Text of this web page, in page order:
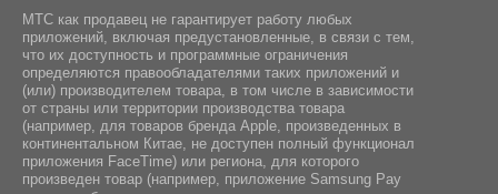
МТС как продавец не гарантирует работу любых
приложений, включая предустановленные, в связи с тем,
что их доступность и программные ограничения
определяются правообладателями таких приложений и
(или) производителем товара, в том числе в зависимости
от страны или территории производства товара
(например, для товаров бренда Apple, произведенных в
континентальном Китае, не доступен полный функционал
приложения FaceTime) или региона, для которого
произведен товар (например, приложение Samsung Pay